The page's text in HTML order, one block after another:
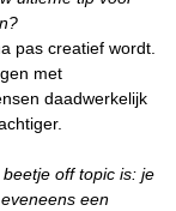
pas creatief wordt.
met
daadwerkelijk
off topic is: je
een